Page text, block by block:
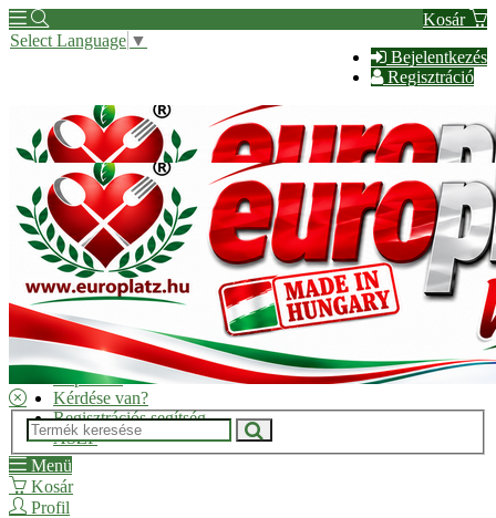
Kosár
Bejelentkezés
Regisztráció
Select Language ▼
Hírek
Kapcsolat
Kérdése van?
Regisztrációs segítség
ÁSZF
Menü
Kosár
Profil